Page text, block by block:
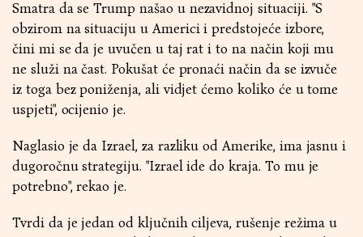
Smatra da se Trump našao u nezavidnoj situaciji. "S
obzirom na situaciju u Americi i predstojeće izbore,
čini mi se da je uvučen u taj rat i to na način koji mu
ne služi na čast. Pokušat će pronaći način da se izvuče
iz toga bez poniženja, ali vidjet ćemo koliko će u tome
uspjeti", ocijenio je.
Naglasio je da Izrael, za razliku od Amerike, ima jasnu i
dugoročnu strategiju. "Izrael ide do kraja. To mu je
potrebno", rekao je.
Tvrdi da je jedan od ključnih ciljeva, rušenje režima u